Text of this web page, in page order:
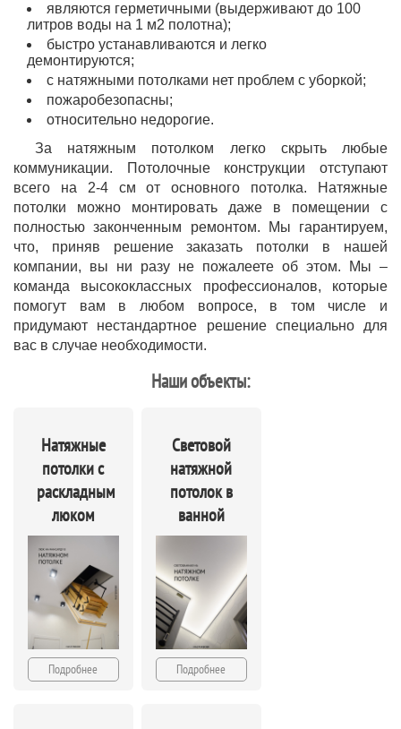
являются герметичными (выдерживают до 100
литров воды на 1 м2 полотна);
быстро устанавливаются и легко
демонтируются;
с натяжными потолками нет проблем с уборкой;
пожаробезопасны;
относительно недорогие.
За натяжным потолком легко скрыть любые
коммуникации. Потолочные конструкции отступают
всего на 2-4 см от основного потолка. Натяжные
потолки можно монтировать даже в помещении с
полностью законченным ремонтом. Мы гарантируем,
что, приняв решение заказать потолки в нашей
компании, вы ни разу не пожалеете об этом. Мы –
команда высококлассных профессионалов, которые
помогут вам в любом вопросе, в том числе и
придумают нестандартное решение специально для
вас в случае необходимости.
Наши объекты:
Натяжные
потолки с
раскладным
люком
Подробнее
Световой
натяжной
потолок в
ванной
Подробнее